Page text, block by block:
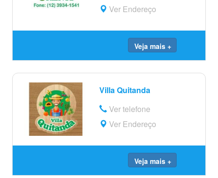
Ver Endereço
Veja mais +
Villa Quitanda
Ver telefone
Ver Endereço
Veja mais +